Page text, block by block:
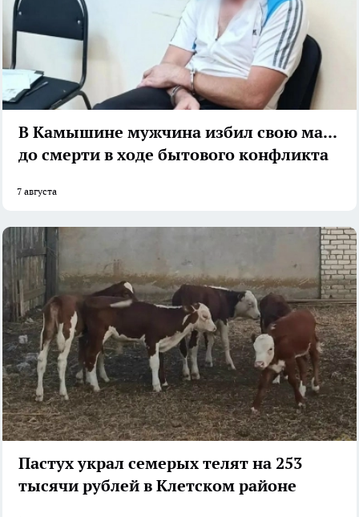
В Камышине мужчина избил свою мать
до смерти в ходе бытового конфликта
7 августа
Пастух украл семерых телят на 253
тысячи рублей в Клетском районе